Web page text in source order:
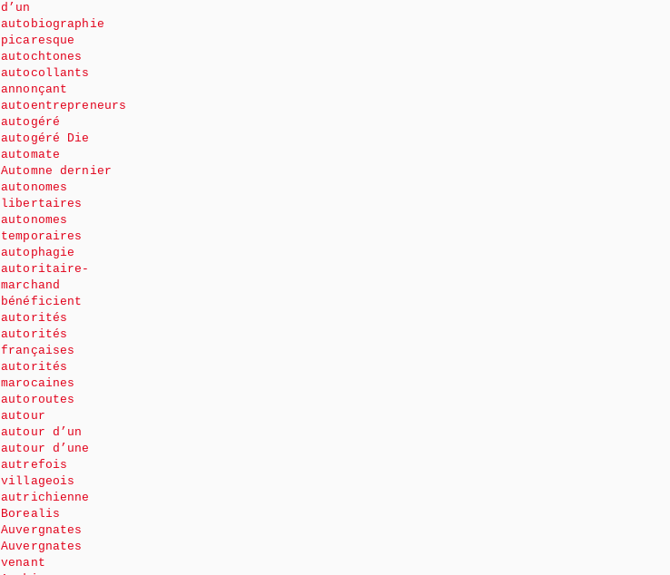
d’un
autobiographie
picaresque
autochtones
autocollants
annonçant
autoentrepreneurs
autogéré
autogéré Die
automate
Automne dernier
autonomes
libertaires
autonomes
temporaires
autophagie
autoritaire-
marchand
bénéficient
autorités
autorités
françaises
autorités
marocaines
autoroutes
autour
autour d’un
autour d’une
autrefois
villageois
autrichienne
Borealis
Auvergnates
Auvergnates
venant